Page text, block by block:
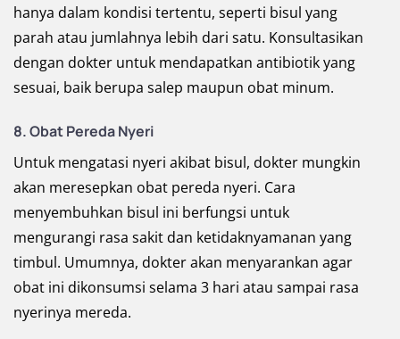
hanya dalam kondisi tertentu, seperti bisul yang
parah atau jumlahnya lebih dari satu. Konsultasikan
dengan dokter untuk mendapatkan antibiotik yang
sesuai, baik berupa salep maupun obat minum.
8. Obat Pereda Nyeri
Untuk mengatasi nyeri akibat bisul, dokter mungkin
akan meresepkan obat pereda nyeri. Cara
menyembuhkan bisul ini berfungsi untuk
mengurangi rasa sakit dan ketidaknyamanan yang
timbul. Umumnya, dokter akan menyarankan agar
obat ini dikonsumsi selama 3 hari atau sampai rasa
nyerinya mereda.